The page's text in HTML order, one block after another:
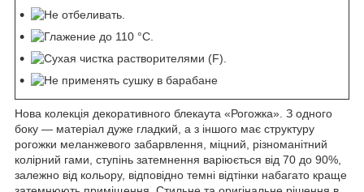
Нова колекція декоративного блекаута «Рогожка». З одного
боку — матеріал дуже гладкий, а з іншого має структуру
рогожки меланжевого забарвлення, міцний, різноманітний
колірний гами, ступінь затемнення варіюється від 70 до 90%,
залежно від кольору, відповідно темні відтінки набагато краще